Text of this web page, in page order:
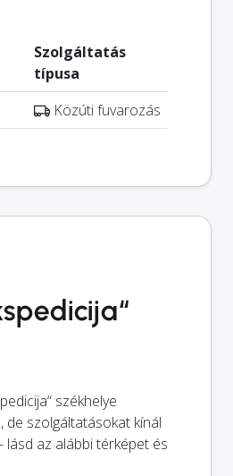
Szolgáltatás
típusa
Közúti fuvarozás
székhelye
de szolgáltatásokat kínál
az alábbi térképet és